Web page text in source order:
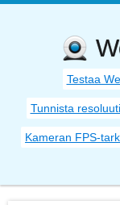
Testaa
Tunnista
Kameran FPS-